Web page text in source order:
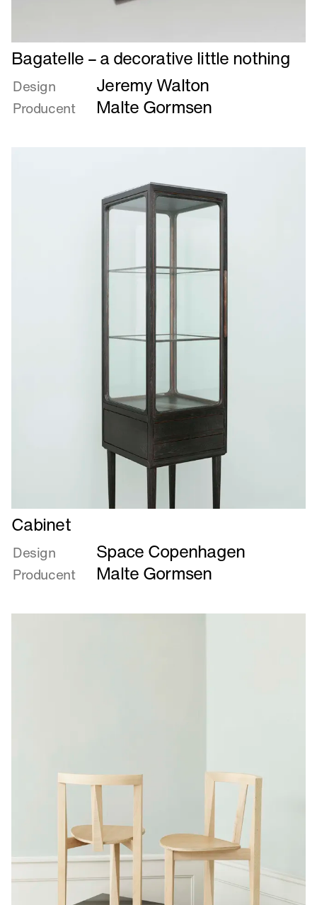
Læs
mere
om
Bagatelle
–
decorative
Bagatelle – a decorative little nothing
Design Jeremy Walton
Producent Malte Gormsen
Læs
mere
om
Cabinet
Cabinet
Design Space Copenhagen
Producent Malte Gormsen